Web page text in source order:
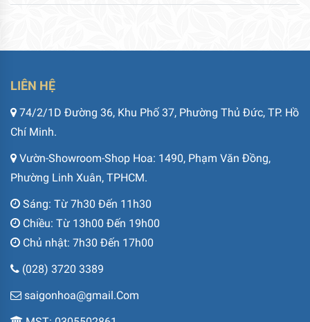
LIÊN HỆ
74/2/1D Đường 36, Khu Phố 37, Phường Thủ Đức, TP. Hồ
Chí Minh.
Vườn-Showroom-Shop Hoa: 1490, Phạm Văn Đồng,
Phường Linh Xuân, TPHCM.
Sáng: Từ 7h30 Đến 11h30
Chiều: Từ 13h00 Đến 19h00
Chủ nhật: 7h30 Đến 17h00
(028) 3720 3389
saigonhoa@gmail.Com